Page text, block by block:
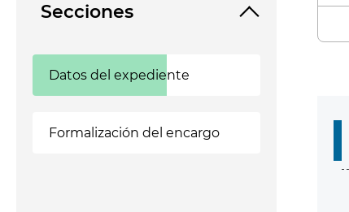
Secciones
Datos del expediente
Formalización del encargo